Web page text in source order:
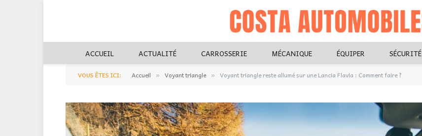
ACCUEIL ACTUALITÉ CARROSSERIE MÉCANIQUE ÉQUIPER SÉCURITÉ
VOUS ÊTES ICI: Accueil » Voyant triangle » Voyant triangle reste allumé sur une Lancia Flavia : Comment faire ?